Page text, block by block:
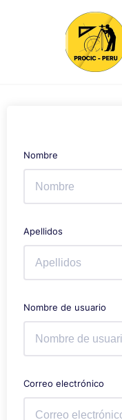
Nombre
Apellidos
Nombre de usuario
Correo electrónico